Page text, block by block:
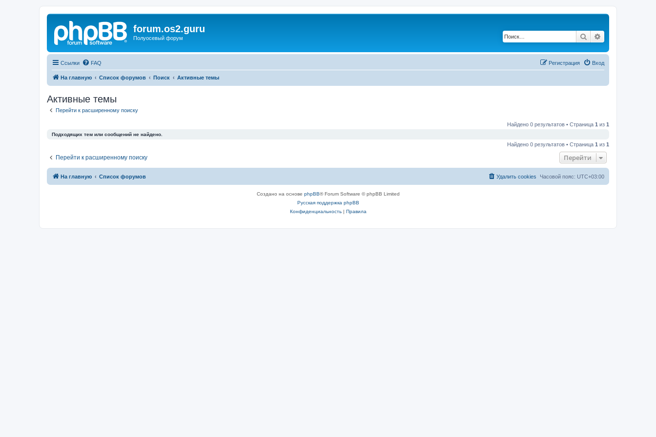
forum.os2.guru
Полуосевый форум Поиск
Ссылки FAQ Вход
Регистрация
На главную Список форумов Поиск Активные темы
Активные темы
Перейти к расширенному поиску
Найдено 0 результатов • Страница 1 из 1
Подходящих тем или сообщений не найдено.
Найдено 0 результатов • Страница 1 из 1
Перейти к расширенному поиску Перейти
На главную Список форумов Часовой пояс: UTC+03:00
Удалить cookies
Создано на основе phpBB® Forum Software © phpBB Limited
Русская поддержка phpBB
Конфиденциальность| Правила